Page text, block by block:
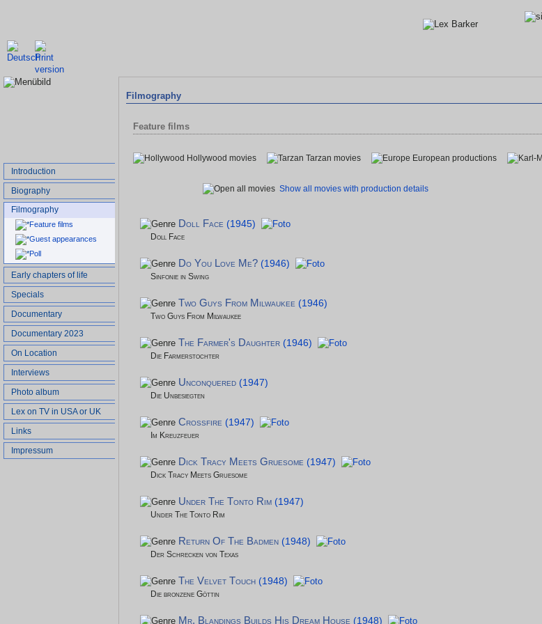
Introduction
Biography
Filmography
Feature films
Guest appearances
Poll
Early chapters of life
Specials
Documentary
Documentary 2023
On Location
Interviews
Photo album
Lex on TV in USA or UK
Links
Impressum
Filmography
Feature films
Hollywood movies Tarzan movies European productions
Show all movies with production details
Doll Face (1945)
Doll Face
Do You Love Me? (1946)
Sinfonie in Swing
Two Guys From Milwaukee (1946)
Two Guys From Milwaukee
The Farmer's Daughter (1946)
Die Farmerstochter
Unconquered (1947)
Die Unbesiegten
Crossfire (1947)
Im Kreuzfeuer
Dick Tracy Meets Gruesome (1947)
Dick Tracy Meets Gruesome
Under The Tonto Rim (1947)
Under The Tonto Rim
Return Of The Badmen (1948)
Der Schrecken von Texas
The Velvet Touch (1948)
Die bronzene Göttin
Mr. Blandings Builds His Dream House (1948)